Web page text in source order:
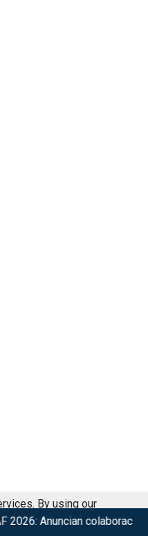
y actividades
By using our
of cookies.
Got it